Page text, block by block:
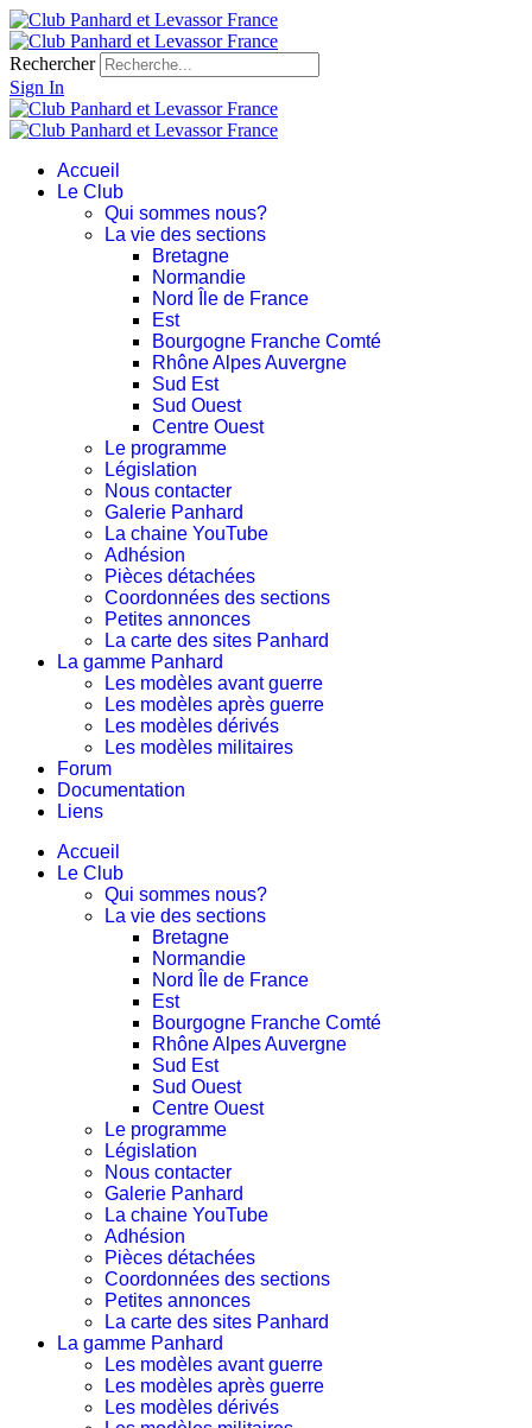
Rechercher
Sign In
Accueil
Le Club
Qui sommes nous?
La vie des sections
Bretagne
Normandie
Nord Île de France
Est
Bourgogne Franche Comté
Rhône Alpes Auvergne
Sud Est
Sud Ouest
Centre Ouest
Le programme
Législation
Nous contacter
Galerie Panhard
La chaine YouTube
Adhésion
Pièces détachées
Coordonnées des sections
Petites annonces
La carte des sites Panhard
La gamme Panhard
Les modèles avant guerre
Les modèles après guerre
Les modèles dérivés
Les modèles militaires
Forum
Documentation
Liens
Accueil
Le Club
Qui sommes nous?
La vie des sections
Bretagne
Normandie
Nord Île de France
Est
Bourgogne Franche Comté
Rhône Alpes Auvergne
Sud Est
Sud Ouest
Centre Ouest
Le programme
Législation
Nous contacter
Galerie Panhard
La chaine YouTube
Adhésion
Pièces détachées
Coordonnées des sections
Petites annonces
La carte des sites Panhard
La gamme Panhard
Les modèles avant guerre
Les modèles après guerre
Les modèles dérivés